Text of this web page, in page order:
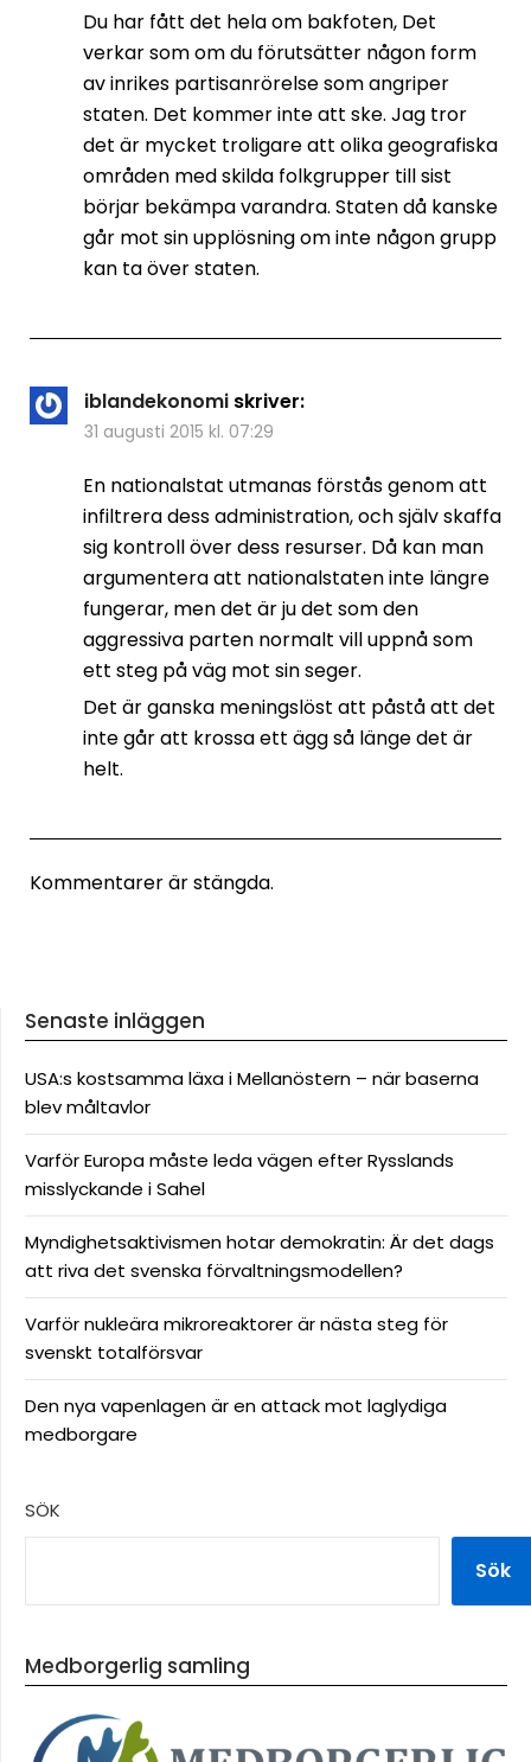
Du har fått det hela om bakfoten, Det
verkar som om du förutsätter någon form
av inrikes partisanrörelse som angriper
staten. Det kommer inte att ske. Jag tror
det är mycket troligare att olika geografiska
områden med skilda folkgrupper till sist
börjar bekämpa varandra. Staten då kanske
går mot sin upplösning om inte någon grupp
kan ta över staten.
iblandekonomi skriver:
31 augusti 2015 kl. 07:29
En nationalstat utmanas förstås genom att
infiltrera dess administration, och själv skaffa
sig kontroll över dess resurser. Då kan man
argumentera att nationalstaten inte längre
fungerar, men det är ju det som den
aggressiva parten normalt vill uppnå som
ett steg på väg mot sin seger.
Det är ganska meningslöst att påstå att det
inte går att krossa ett ägg så länge det är
helt.
Kommentarer är stängda.
Senaste inläggen
USA:s kostsamma läxa i Mellanöstern – när baserna
blev måltavlor
Varför Europa måste leda vägen efter Rysslands
misslyckande i Sahel
Myndighetsaktivismen hotar demokratin: Är det dags
att riva det svenska förvaltningsmodellen?
Varför nukleära mikroreaktorer är nästa steg för
svenskt totalförsvar
Den nya vapenlagen är en attack mot laglydiga
medborgare
SÖK
Sök
Medborgerlig samling